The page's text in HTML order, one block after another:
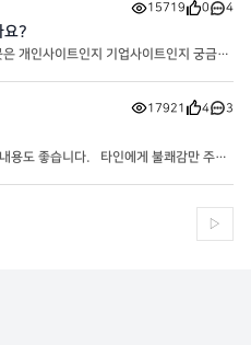
15719 0 4
요?
개인사이트인지 기업사이트인지 궁금합
17921 4 3
용도 좋습니다. 타인에게 불쾌감만 주지
▷